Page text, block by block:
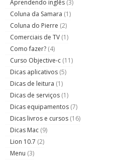
Aprendendo inglês (3)
Coluna da Samara (1)
Coluna do Pierre (2)
Comerciais de TV (1)
Como fazer? (4)
Curso Objective-c (11)
Dicas aplicativos (5)
Dicas de leitura (1)
Dicas de serviços (1)
Dicas equipamentos (7)
Dicas livros e cursos (16)
Dicas Mac (9)
Lion 10.7 (2)
Menu (3)